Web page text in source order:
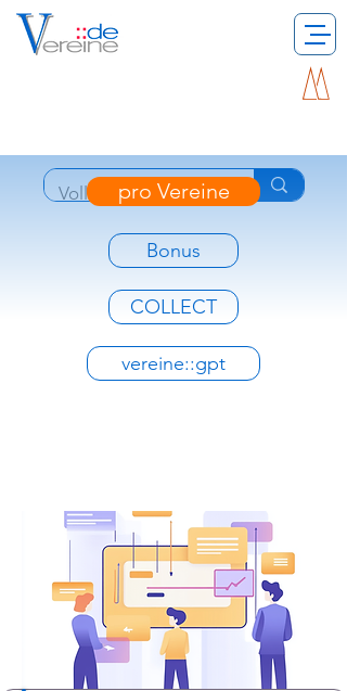
pro Vereine
Bonus
COLLECT
vereine::gpt